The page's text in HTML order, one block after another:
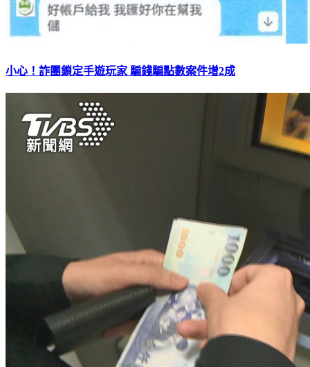
小心！詐團鎖定手遊玩家 騙錢騙點數案件增2成